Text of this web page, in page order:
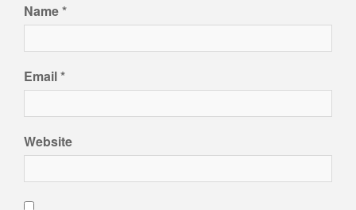
Name*
Email*
Website